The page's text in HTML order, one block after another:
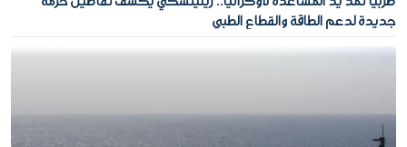
جديدة لدعم الطاقة والقطاع الطبي